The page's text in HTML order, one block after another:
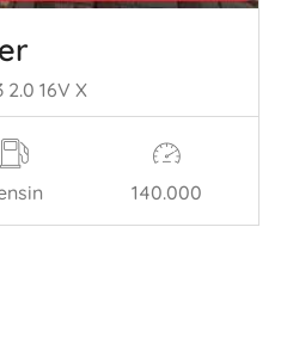
2.0 16V X
140.000